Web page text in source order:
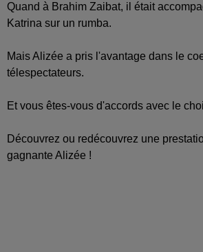
Quand à Brahim Zaibat, il était
Katrina sur un rumba.
Mais Alizée a pris l'avantage dans le
télespectateurs.
Et vous êtes-vous d'accords avec le
Découvrez ou redécouvrez une
gagnante Alizée !